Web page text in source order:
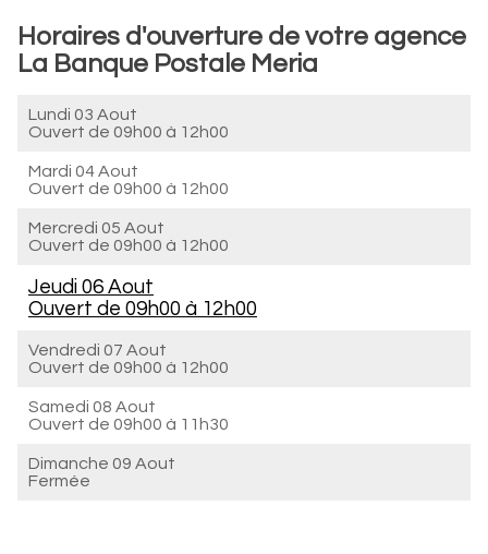
Horaires d'ouverture de votre agence
La Banque Postale Meria
Lundi 03 Aout
Ouvert de 09h00 à 12h00
Mardi 04 Aout
Ouvert de 09h00 à 12h00
Mercredi 05 Aout
Ouvert de 09h00 à 12h00
Jeudi 06 Aout
Ouvert de 09h00 à 12h00
Vendredi 07 Aout
Ouvert de 09h00 à 12h00
Samedi 08 Aout
Ouvert de 09h00 à 11h30
Dimanche 09 Aout
Fermée